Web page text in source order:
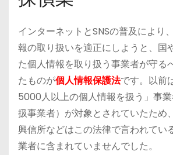
インターネットとSNSの普及により
報の取り扱いを適正にしようと、国
た個人情報を取り扱う事業者が守る
たものが個人情報保護法です。以前
5000人以上の個人情報を扱う」事
扱事業者）が対象とされていたため
興信所などはこの法律で言われてい
業者に含まれていませんでした。